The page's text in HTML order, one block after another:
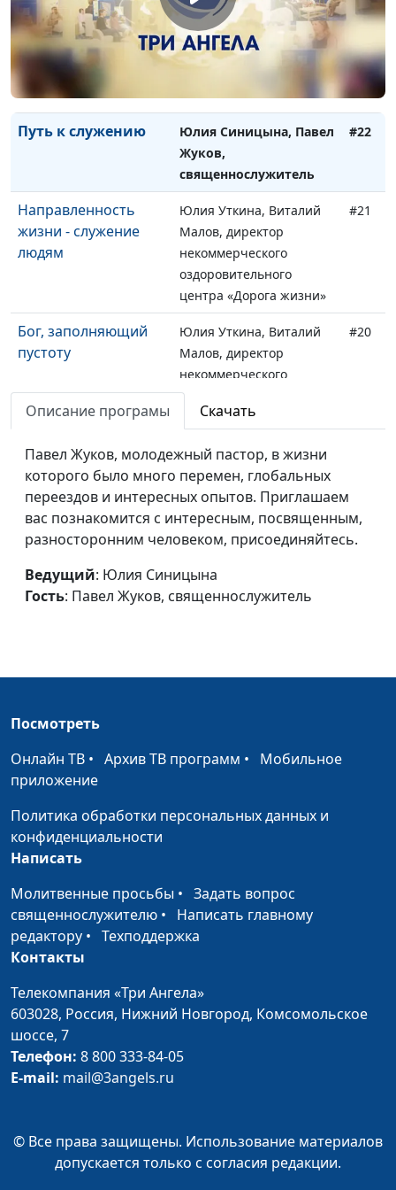
В Боге есть
истинный смысл
Юлия Уткина, Людмила
Желтухина
#24
Невероятное чудо
исцеления
Максим Булаев
#23
Путь к служению
Юлия Синицына, Павел
Жуков,
священнослужитель
#22
Направленность
жизни - служение
людям
Юлия Уткина, Виталий
Малов, директор
некоммерческого
оздоровительного
центра «Дорога жизни»
#21
Бог, заполняющий
пустоту
Юлия Уткина, Виталий
Малов, директор
некоммерческого
оздоровительного
центра «Дорога жизни»
#20
Молодость и вера
Юлия Синицына, Ирина
и Вадим Трусюк
Чудесное исцеление
Юлия Синицына, Лилия
и Марина Дерябкины
Лучший друг
ребёнка - Бог
руководитель клуба
Наблюдать или
вмешаться
Юлия Уткина, Юрий
реабилитационного
Выход всегда есть
Юлия Уткина, Юрий
Чурилов, руководитель
реабилитационного
Как сохранять
позитивный настрой
в жизни?
Ирина Кириченко,
священнослужитель
#13
Счастье в служении
Спиритизм в нашей
Ирина Кириченко,
Описание програмы Скачать
Павел Жуков, молодежный пастор, в жизни
которого было много перемен, глобальных
переездов и интересных опытов. Приглашаем
вас познакомится с интересным, посвященным,
разносторонним человеком, присоединяйтесь.
Ведущий: Юлия Синицына
Гость: Павел Жуков, священнослужитель
Посмотреть
Онлайн ТВ • Архив ТВ программ • Мобильное
приложение
Политика обработки персональных данных и
конфиденциальности
Написать
Молитвенные просьбы • Задать вопрос
священнослужителю • Написать главному
редактору • Техподдержка
Контакты
Телекомпания «Три Ангела»
603028, Россия, Нижний Новгород, Комсомольское
шоссе, 7
Телефон: 8 800 333-84-05
E-mail: mail@3angels.ru
© Все права защищены. Использование материалов
допускается только с согласия редакции.